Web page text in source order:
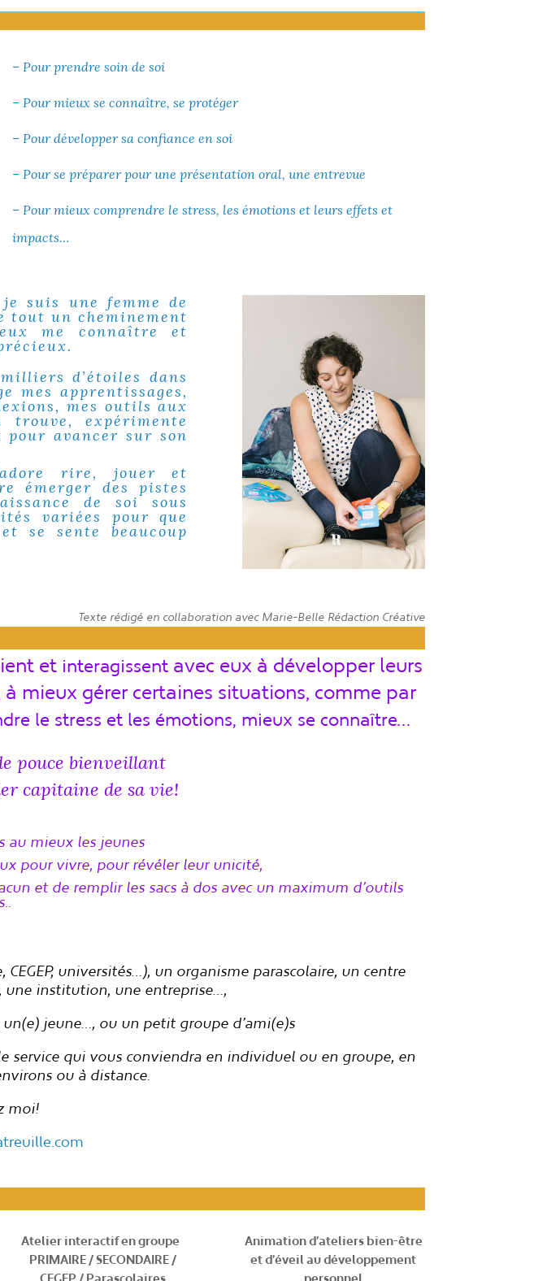
– Pour prendre soin de soi
– Pour mieux se connaître, se protéger
– Pour développer sa confiance en soi
– Pour se préparer pour une présentation oral, une entrevue
– Pour mieux comprendre le stress, les émotions et leurs effets et
impacts…
suis une femme de
tout un cheminement
me connaître et
d’étoiles dans
mes apprentissages,
mes outils aux
trouve, expérimente
pour avancer sur son
rire, jouer et
émerger des pistes
de soi sous
variées pour que
se sente beaucoup
Texte rédigé en collaboration avec Marie-Belle Rédaction Créative
et interagissent avec eux à développer leurs
mieux gérer certaines situations, comme par
le stress et les émotions, mieux se connaître…
pouce bienveillant
capitaine de sa vie!
au mieux les jeunes
pour vivre, pour révéler leur unicité,
et de remplir les sacs à dos avec un maximum d’outils
universités…), un organisme parascolaire, un centre
une institution, une entreprise…,
jeune…, ou un petit groupe d’ami(e)s
service qui vous conviendra en individuel ou en groupe, en
ou à distance.
moi!
Atelier interactif en groupe
PRIMAIRE / SECONDAIRE /
Animation d’ateliers bien-être
et d’éveil au développement